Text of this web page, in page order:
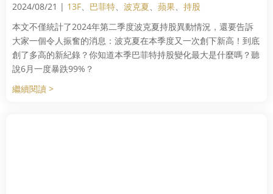
2024/08/21 | 13F、 巴菲特、 波克夏、 蘋果、 持股
本文不僅統計了2024年第二季度波克夏持股異動情況，還要告訴
大家一個令人振奮的消息：波克夏在本季度又一次創下新高！到底
創了多高的新紀錄？你知道本季巴菲特持股變化最大是什麼嗎？聽
說6月一度暴跌99%？
繼續閱讀 >